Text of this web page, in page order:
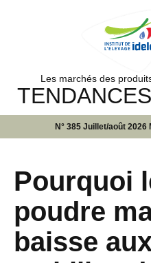
Les marchés des
N° 385 Juillet/août 2026
Pourquoi
poudre
baisse